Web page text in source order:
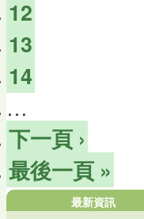
12
13
14
…
下一頁 ›
最後一頁 »
最新資訊